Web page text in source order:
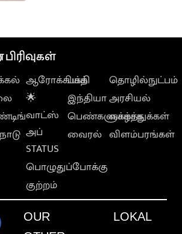
ஆரோக்கியம்
🌟
வாட்ஸ்
அப்
STATUS
பொழுதுப்போக்கு
குற்றம்
பக்தி
இந்தியா
பெண்களுக்காக
வைரல்
தொழில்நுட்பம்
அரசியல்
வாழ்த்துக்கள்
விளம்பரங்கள்
OUR
LOKAL